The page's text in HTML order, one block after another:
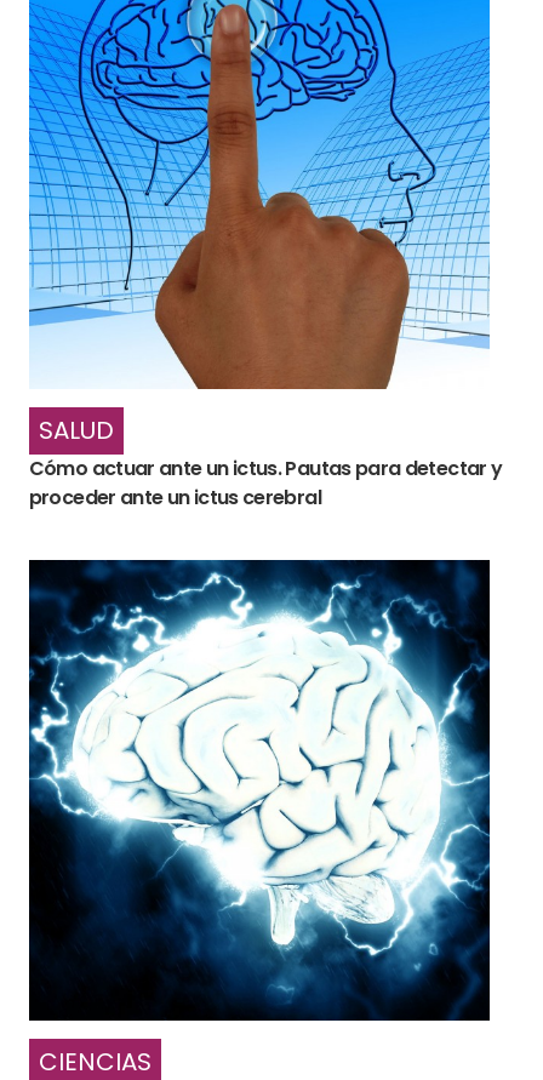
SALUD
Cómo actuar ante un ictus. Pautas para detectar y
proceder ante un ictus cerebral
CIENCIAS